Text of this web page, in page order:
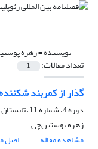
نویسنده =زهره
تعداد مقالات: 1
گذار از کمربند
دوره 4، شماره 11، تابستان 1387، صفحه
زهره پوستین‌چی‌
مشاهده مقاله
اصل